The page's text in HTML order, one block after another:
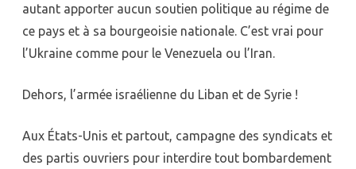
autant apporter aucun soutien politique au régime de
ce pays et à sa bourgeoisie nationale. C’est vrai pour
l’Ukraine comme pour le Venezuela ou l’Iran.
Dehors, l’armée israélienne du Liban et de Syrie !
Aux États-Unis et partout, campagne des syndicats et
des partis ouvriers pour interdire tout bombardement